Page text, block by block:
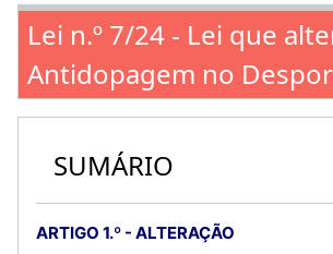
Lei n.º 7/24 - Lei que
Antidopagem no
SUMÁRIO
ARTIGO 1.º - ALTERAÇÃO